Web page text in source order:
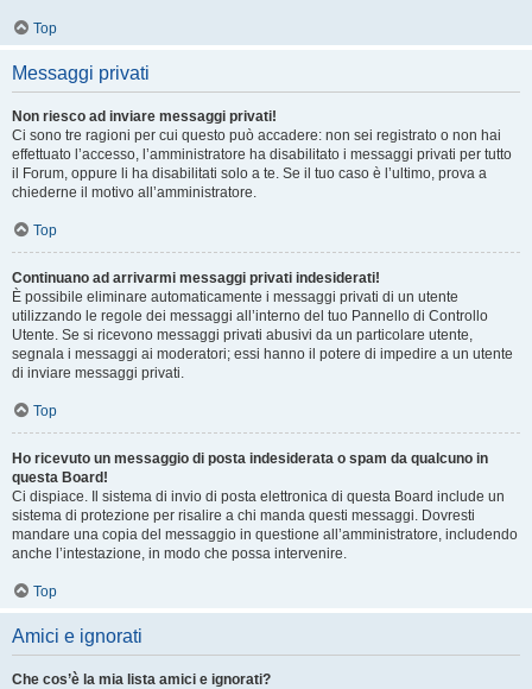
Top
Messaggi privati
Non riesco ad inviare messaggi privati!
Ci sono tre ragioni per cui questo può accadere: non sei registrato o non hai
effettuato l’accesso, l’amministratore ha disabilitato i messaggi privati per tutto
il Forum, oppure li ha disabilitati solo a te. Se il tuo caso è l’ultimo, prova a
chiederne il motivo all’amministratore.
Top
Continuano ad arrivarmi messaggi privati indesiderati!
È possibile eliminare automaticamente i messaggi privati ​​di un utente
utilizzando le regole dei messaggi all’interno del tuo Pannello di Controllo
Utente. Se si ricevono messaggi privati ​​abusivi da un particolare utente,
segnala i messaggi ai moderatori; essi hanno il potere di impedire a un utente
di inviare messaggi privati​​.
Top
Ho ricevuto un messaggio di posta indesiderata o spam da qualcuno in
questa Board!
Ci dispiace. Il sistema di invio di posta elettronica di questa Board include un
sistema di protezione per risalire a chi manda questi messaggi. Dovresti
mandare una copia del messaggio in questione all’amministratore, includendo
anche l’intestazione, in modo che possa intervenire.
Top
Amici e ignorati
Che cos’è la mia lista amici e ignorati?